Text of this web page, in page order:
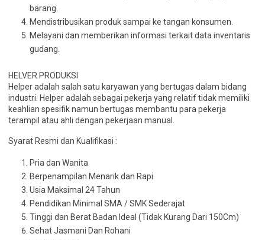
barang.
Mendistribusikan produk sampai ke tangan konsumen.
Melayani dan memberikan informasi terkait data inventaris
gudang.
HELVER PRODUKSI
Helper adalah salah satu karyawan yang bertugas dalam bidang
industri. Helper adalah sebagai pekerja yang relatif tidak memiliki
keahlian spesifik namun bertugas membantu para pekerja
terampil atau ahli dengan pekerjaan manual.
Syarat Resmi dan Kualifikasi :
Pria dan Wanita
Berpenampilan Menarik dan Rapi
Usia Maksimal 24 Tahun
Pendidikan Minimal SMA / SMK Sederajat
Tinggi dan Berat Badan Ideal (Tidak Kurang Dari 150Cm)
Sehat Jasmani Dan Rohani